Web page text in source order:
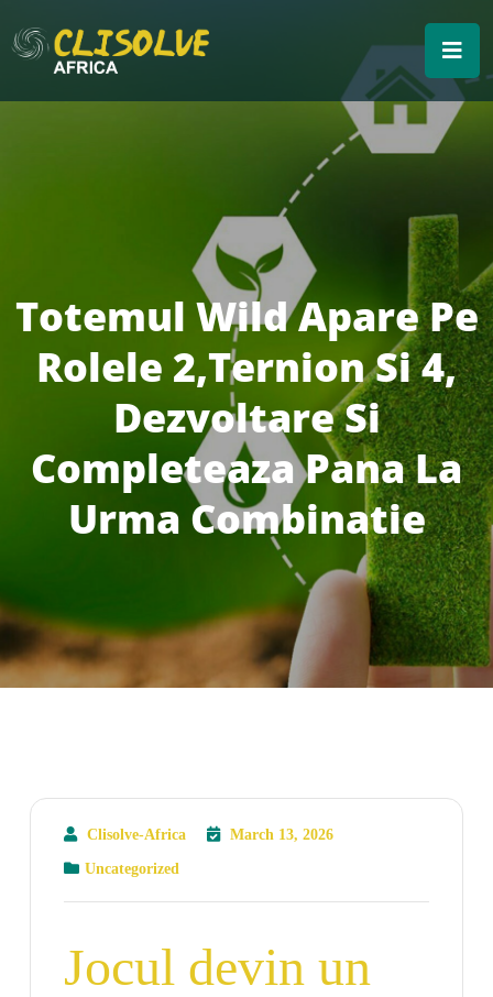
Totemul Wild Apare Pe
Rolele 2,Ternion Si 4,
Dezvoltare Si
Completeaza Pana La
Urma Combinatie
Clisolve-Africa March 13, 2026
Uncategorized
Jocul devin un